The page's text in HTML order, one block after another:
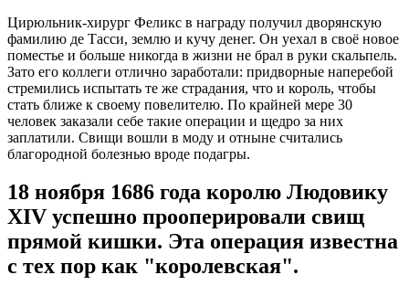
Цирюльник-хирург Феликс в награду получил дворянскую
фамилию де Тасси, землю и кучу денег. Он уехал в своё новое
поместье и больше никогда в жизни не брал в руки скальпель.
Зато его коллеги отлично заработали: придворные наперебой
стремились испытать те же страдания, что и король, чтобы
стать ближе к своему повелителю. По крайней мере 30
человек заказали себе такие операции и щедро за них
заплатили. Свищи вошли в моду и отныне считались
благородной болезнью вроде подагры.
18 ноября 1686 года королю Людовику
XIV успешно прооперировали свищ
прямой кишки. Эта операция известна
с тех пор как "королевская".